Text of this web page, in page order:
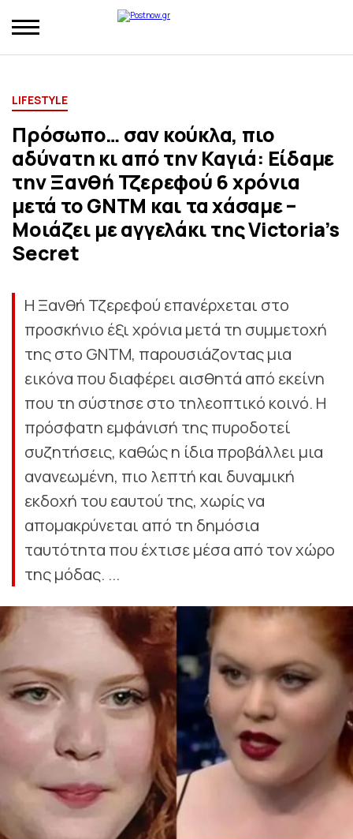
LIFESTYLE
Πρόσωπο… σαν κούκλα, πιο
αδύνατη κι από την Καγιά: Είδαμε
την Ξανθή Τζερεφού 6 χρόνια
μετά το GNTM και τα χάσαμε –
Μοιάζει με αγγελάκι της Victoria’s
Secret
Η Ξανθή Τζερεφού επανέρχεται στο
προσκήνιο έξι χρόνια μετά τη συμμετοχή
της στο GNTM, παρουσιάζοντας μια
εικόνα που διαφέρει αισθητά από εκείνη
που τη σύστησε στο τηλεοπτικό κοινό. Η
πρόσφατη εμφάνισή της πυροδοτεί
συζητήσεις, καθώς η ίδια προβάλλει μια
ανανεωμένη, πιο λεπτή και δυναμική
εκδοχή του εαυτού της, χωρίς να
απομακρύνεται από τη δημόσια
ταυτότητα που έχτισε μέσα από τον χώρο
της μόδας. ...